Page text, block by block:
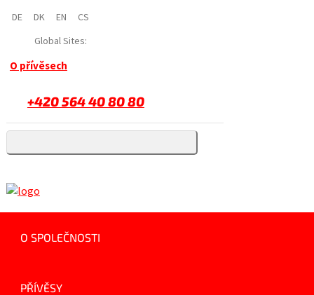
DE DK EN
CS
Global Sites:
O přívěsech
+420 564 40 80 80
O SPOLEČNOSTI
PŘÍVĚSY